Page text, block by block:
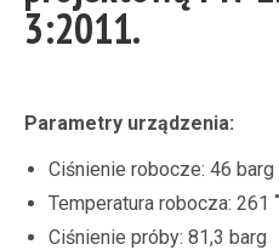
3:2011.
Parametry urządzenia:
Ciśnienie robocze: 46 barg
Temperatura robocza: 261
Ciśnienie próby: 81,3 barg